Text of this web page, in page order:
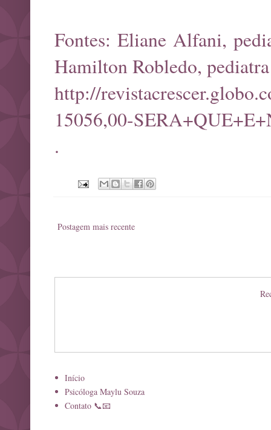
Fontes: Eliane Alfani,
Hamilton Robledo,
http://
15056,00-
.
Postagem mais recente
Início
Psicóloga Maylu Souza
Contato 📞📧